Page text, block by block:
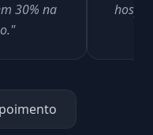
30% na